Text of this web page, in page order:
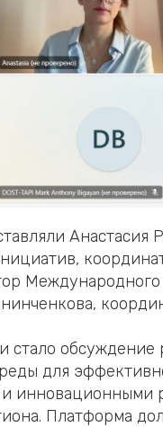
Анастасия
стало
для
инновационными
Платформа